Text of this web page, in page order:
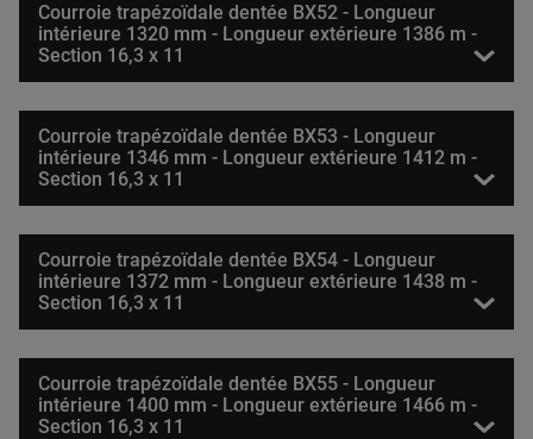
Courroie trapézoïdale dentée BX52 - Longueur
intérieure 1320 mm - Longueur extérieure 1386 m -
Section 16,3 x 11
Courroie trapézoïdale dentée BX53 - Longueur
intérieure 1346 mm - Longueur extérieure 1412 m -
Section 16,3 x 11
Courroie trapézoïdale dentée BX54 - Longueur
intérieure 1372 mm - Longueur extérieure 1438 m -
Section 16,3 x 11
Courroie trapézoïdale dentée BX55 - Longueur
intérieure 1400 mm - Longueur extérieure 1466 m -
Section 16,3 x 11